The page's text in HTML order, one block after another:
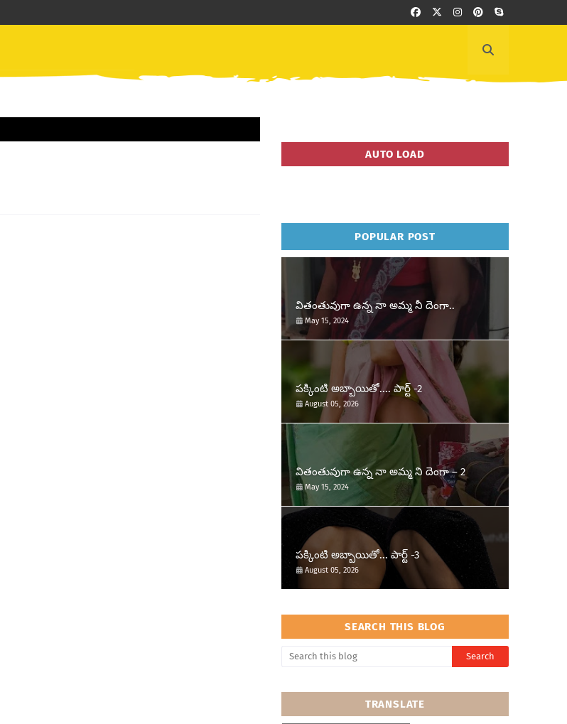
AUTO LOAD
POPULAR POST
వితంతువుగా ఉన్న నా అమ్మ నీ దెంగా..
May 15, 2024
పక్కింటి అబ్బాయితో.... పార్ట్ -2
August 05, 2026
వితంతువుగా ఉన్న నా అమ్మ ని దెంగా – 2
May 15, 2024
పక్కింటి అబ్బాయితో... పార్ట్ -3
August 05, 2026
SEARCH THIS BLOG
TRANSLATE